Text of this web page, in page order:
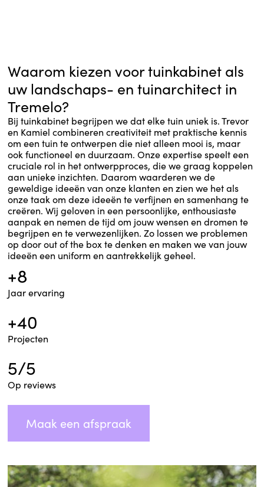
Waarom kiezen voor tuinkabinet als
uw landschaps- en tuinarchitect in
Tremelo?
Bij tuinkabinet begrijpen we dat elke tuin uniek is. Trevor
en Kamiel combineren creativiteit met praktische kennis
om een tuin te ontwerpen die niet alleen mooi is, maar
ook functioneel en duurzaam. Onze expertise speelt een
cruciale rol in het ontwerpproces, die we graag koppelen
aan unieke inzichten. Daarom waarderen we de
geweldige ideeën van onze klanten en zien we het als
onze taak om deze ideeën te verfijnen en samenhang te
creëren. Wij geloven in een persoonlijke, enthousiaste
aanpak en nemen de tijd om jouw wensen en dromen te
begrijpen en te verwezenlijken. Zo lossen we problemen
op door out of the box te denken en maken we van jouw
ideeën een uniform en aantrekkelijk geheel.
+8
Jaar ervaring
+40
Projecten
5/5
Op reviews
Maak een afspraak